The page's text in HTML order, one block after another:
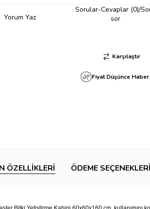
Yorum Yaz
Sorular-Cevaplar (0)/
sor
Karşılaştır
Fiyat Düşünce
ÖZELLIKLERI ÖDEME SEÇENEKLERI